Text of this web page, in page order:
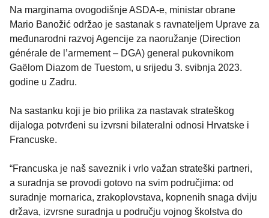
Na marginama ovogodišnje ASDA-e, ministar obrane
Mario Banožić održao je sastanak s ravnateljem Uprave za
međunarodni razvoj Agencije za naoružanje (Direction
générale de l’armement – DGA) general pukovnikom
Gaëlom Diazom de Tuestom, u srijedu 3. svibnja 2023.
godine u Zadru.
Na sastanku koji je bio prilika za nastavak strateškog
dijaloga potvrđeni su izvrsni bilateralni odnosi Hrvatske i
Francuske.
“Francuska je naš saveznik i vrlo važan strateški partneri,
a suradnja se provodi gotovo na svim područjima: od
suradnje mornarica, zrakoplovstava, kopnenih snaga dviju
država, izvrsne suradnja u području vojnog školstva do